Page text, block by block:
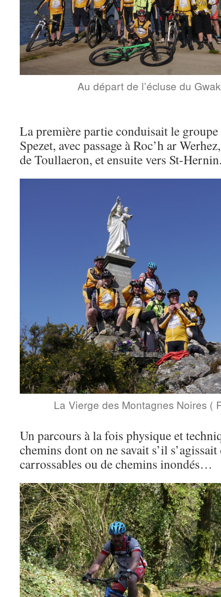
Au départ de l’écluse du
La première partie conduisait le
Spezet, avec passage à Roc’h ar
de Toullaeron, et ensuite vers St-
La Vierge des Montagnes Noires (
Un parcours à la fois physique et
chemins dont on ne savait s’il
carrossables ou de chemins inondés…